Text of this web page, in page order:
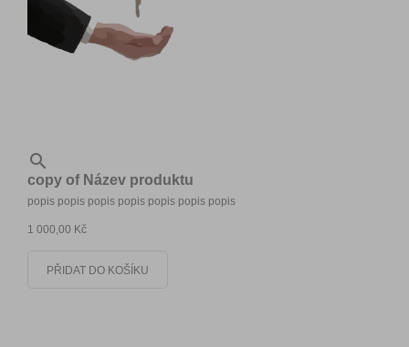

copy of Název produktu
popis popis popis popis popis popis popis
1 000,00 Kč
PŘIDAT DO KOŠÍKU